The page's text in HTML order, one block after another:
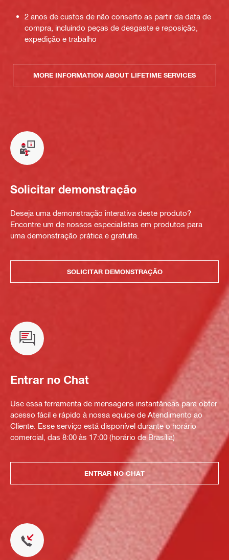
2 anos de custos de não conserto as partir da data de
compra, incluindo peças de desgaste e reposição,
expedição e trabalho
MORE INFORMATION ABOUT LIFETIME SERVICES
Solicitar demonstração
Deseja uma demonstração interativa deste produto?
Encontre um de nossos especialistas em produtos para
uma demonstração prática e gratuita.
SOLICITAR DEMONSTRAÇÃO
Entrar no Chat
Use essa ferramenta de mensagens instantâneas para obter
acesso fácil e rápido à nossa equipe de Atendimento ao
Cliente. Esse serviço está disponível durante o horário
comercial, das 8:00 às 17:00 (horário de Brasília)
ENTRAR NO CHAT